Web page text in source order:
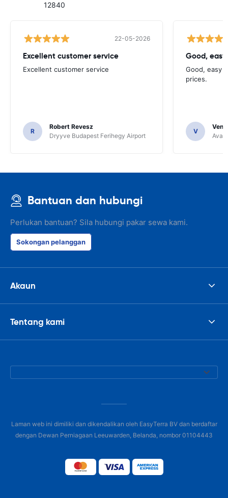
12840
22-05-2026
Excellent customer service
Excellent customer service
R
Robert Revesz
Dryyve Budapest Ferihegy Airport
Good,
Good, easy
prices.
V
Bantuan dan hubungi
Perlukan bantuan? Sila hubungi pakar sewa kami.
Sokongan pelanggan
Akaun
Tentang kami
Laman web ini dimiliki dan dikendalikan oleh EasyTerra BV dan berdaftar
dengan Dewan Perniagaan Leeuwarden, Belanda, nombor 01104443